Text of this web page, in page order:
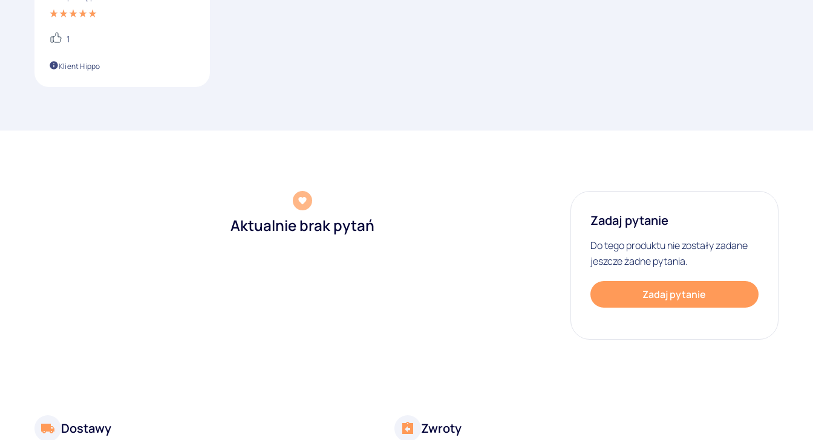
1
Klient Hippo
Aktualnie brak pytań Zadaj pytanie
Do tego produktu nie zostały zadane
jeszcze żadne pytania.
Zadaj pytanie
Dostawy Zwroty